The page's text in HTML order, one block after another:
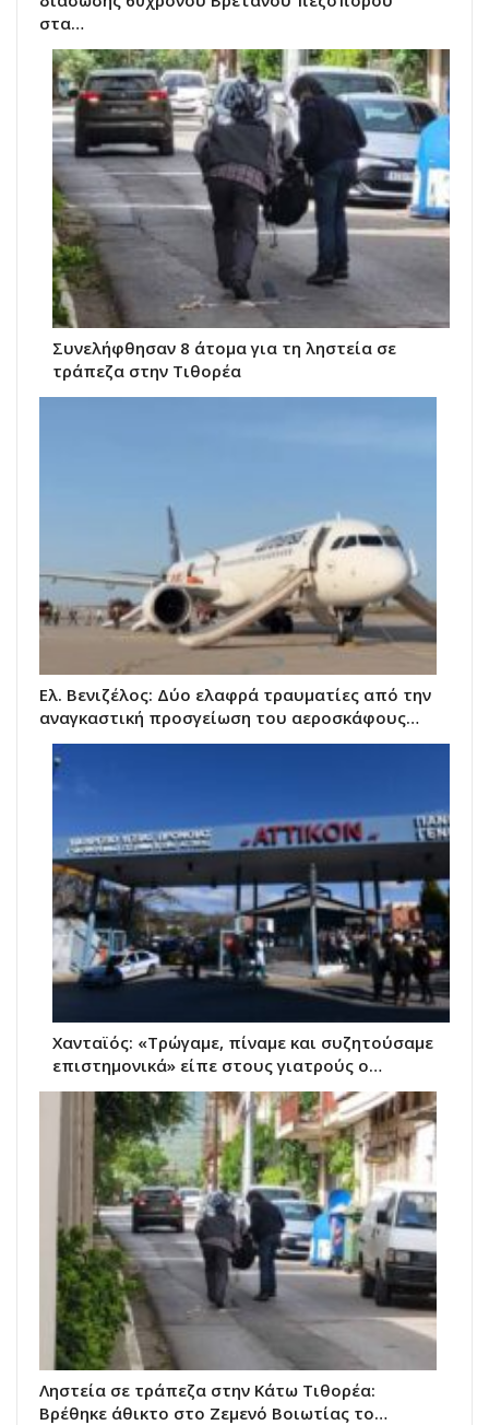
στα…
Συνελήφθησαν 8 άτομα για τη ληστεία σε
τράπεζα στην Τιθορέα
Ελ. Βενιζέλος: Δύο ελαφρά τραυματίες από την
αναγκαστική προσγείωση του αεροσκάφους…
Χανταϊός: «Τρώγαμε, πίναμε και συζητούσαμε
επιστημονικά» είπε στους γιατρούς ο…
Ληστεία σε τράπεζα στην Κάτω Τιθορέα:
Βρέθηκε άθικτο στο Ζεμενό Βοιωτίας το…